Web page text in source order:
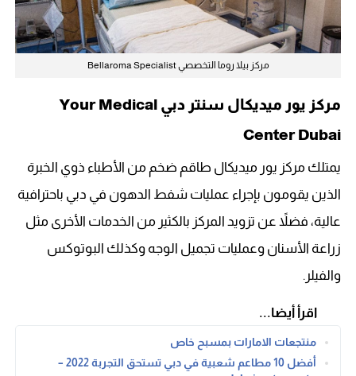
مركز بيلا روما التخصصي Bellaroma Specialist
مركز يور ميديكال سنتر دبي Your Medical
Center Dubai
يمتلك مركز يور ميديكال طاقم ضخم من الأطباء ذوي الخبرة
الذين يقومون بإجراء عمليات شفط الدهون في دبي باحترافية
عالية، فضلاً عن تزويد المركز بالكثير من الخدمات الأخرى مثل
زراعة الأسنان وعمليات تجميل الوجه وكذلك البوتوكس
والفيلر.
اقرأ أيضا...
منتجعات الامارات بمسبح خاص
أفضل 10 مطاعم شعبية في دبي تستحق التجربة 2022 –